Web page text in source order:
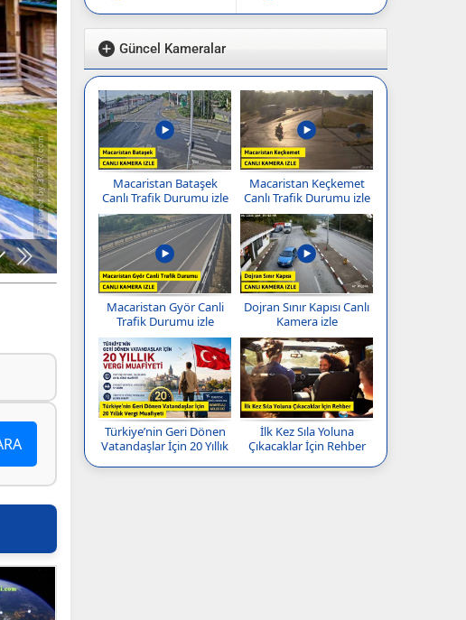
Güncel Kameralar
Macaristan Bataşek
Canlı Trafik Durumu izle
Macaristan Keçkemet
Canlı Trafik Durumu izle
Macaristan Györ Canli
Trafik Durumu izle
Dojran Sınır Kapısı Canlı
Kamera izle
Türkiye’nin Geri Dönen
Vatandaşlar İçin 20 Yıllık
İlk Kez Sıla Yoluna
Çıkacaklar İçin Rehber